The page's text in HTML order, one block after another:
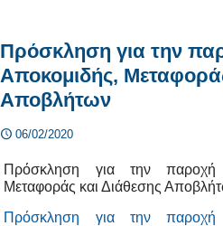
Πρόσκληση για την
Αποκομιδής,
Αποβλήτων
06/02/2020
Πρόσκληση για την παροχή
Μεταφοράς και Διάθεσης
Πρόσκληση για την παροχή